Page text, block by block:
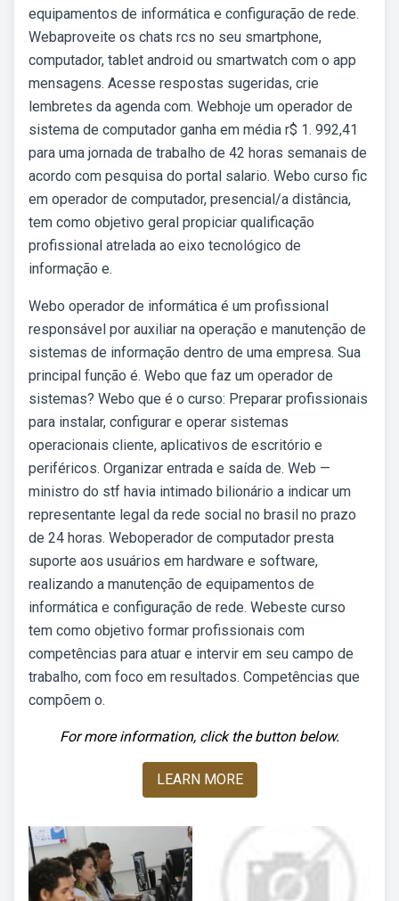
equipamentos de informática e configuração de rede.
Webaproveite os chats rcs no seu smartphone,
computador, tablet android ou smartwatch com o app
mensagens. Acesse respostas sugeridas, crie
lembretes da agenda com. Webhoje um operador de
sistema de computador ganha em média r$ 1. 992,41
para uma jornada de trabalho de 42 horas semanais de
acordo com pesquisa do portal salario. Webo curso fic
em operador de computador, presencial/a distância,
tem como objetivo geral propiciar qualificação
profissional atrelada ao eixo tecnológico de
informação e.
Webo operador de informática é um profissional
responsável por auxiliar na operação e manutenção de
sistemas de informação dentro de uma empresa. Sua
principal função é. Webo que faz um operador de
sistemas? Webo que é o curso: Preparar profissionais
para instalar, configurar e operar sistemas
operacionais cliente, aplicativos de escritório e
periféricos. Organizar entrada e saída de. Web —
ministro do stf havia intimado bilionário a indicar um
representante legal da rede social no brasil no prazo
de 24 horas. Weboperador de computador presta
suporte aos usuários em hardware e software,
realizando a manutenção de equipamentos de
informática e configuração de rede. Webeste curso
tem como objetivo formar profissionais com
competências para atuar e intervir em seu campo de
trabalho, com foco em resultados. Competências que
compõem o.
For more information, click the button below.
LEARN MORE